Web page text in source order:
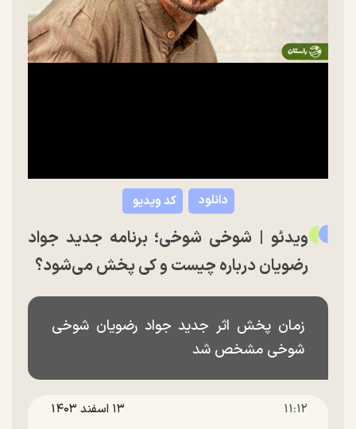
Video
کد ویدیو دانلود
ویدئو | شوخی شوخی؛ برنامه جدید جواد
رضویان درباره چیست و کی پخش می‌شود؟
زمان پخش اثر جدید جواد رضویان شوخی
شوخی مشخص شد
۱۱:۱۲ ۱۳ اسفند ۱۴۰۳